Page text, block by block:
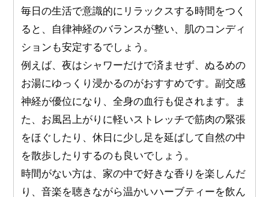
毎日の生活で意識的にリラックスする時間をつく
ると、自律神経のバランスが整い、肌のコンディ
ションも安定するでしょう。
例えば、夜はシャワーだけで済ませず、ぬるめの
お湯にゆっくり浸かるのがおすすめです。副交感
神経が優位になり、全身の血行も促されます。ま
た、お風呂上がりに軽いストレッチで筋肉の緊張
をほぐしたり、休日に少し足を延ばして自然の中
を散歩したりするのも良いでしょう。
時間がない方は、家の中で好きな香りを楽しんだ
り、音楽を聴きながら温かいハーブティーを飲ん